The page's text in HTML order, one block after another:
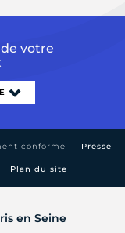
en Seine
votre
conforme Presse
Plan du site